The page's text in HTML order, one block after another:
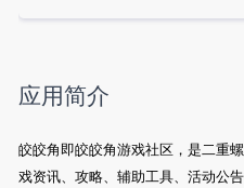
应用简介
皎皎角即皎皎角游戏社区，是二重
戏资讯、攻略、辅助工具、活动公